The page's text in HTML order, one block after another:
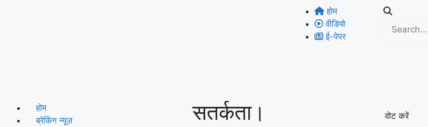
होम
वीडियो
ई-पेपर
होम
ब्रेकिंग न्यूज़
सतर्कता। वोट करें